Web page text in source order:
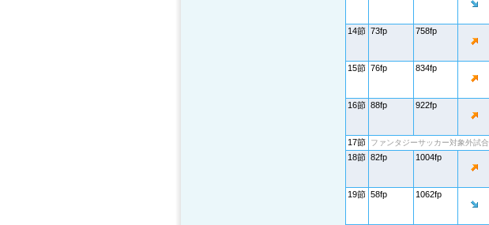
14節 73fp 758fp
15節 76fp 834fp
16節 88fp 922fp
17節
ファンタジーサッカー対象外試合
18節 82fp 1004fp
19節 58fp 1062fp